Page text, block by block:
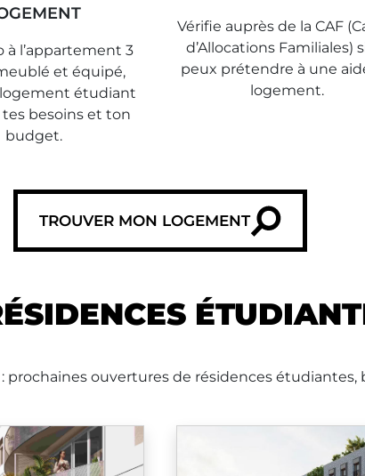
à l’appartement 3
et équipé,
étudiant
tes besoins et ton
budget.
Vérifie auprès de la CAF
d’Allocations Familiales)
peux prétendre à une
logement.
TROUVER MON LOGEMENT
ouvertures de résidences étudiantes,